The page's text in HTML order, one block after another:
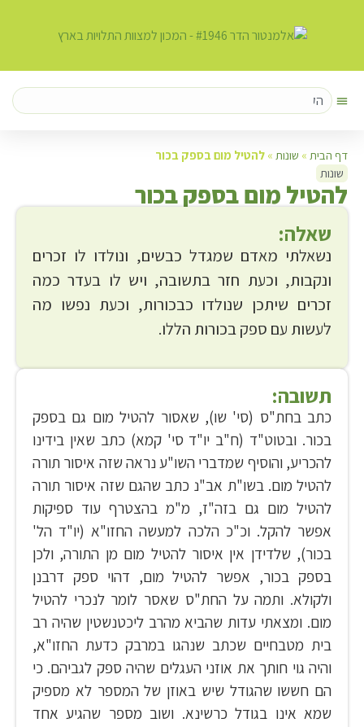
דף הבית » שונות » להטיל מום בספק בכור
שונות
להטיל מום בספק בכור
שאלה:
נשאלתי מאדם שמגדל כבשים, ונולדו לו זכרים
ונקבות, וכעת חזר בתשובה, ויש לו בעדר כמה
זכרים שיתכן שנולדו כבכורות, וכעת נפשו מה
לעשות עם ספק בכורות הללו.
תשובה:
כתב בחת"ס (סי' שו), שאסור להטיל מום גם בספק
בכור. ובטוט"ד (ח"ב יו"ד סי' קמא) כתב שאין בידינו
להכריע, והוסיף שמדברי השו"ע נראה שזה איסור תורה
להטיל מום. בשו"ת אב"נ כתב שהגם שזה איסור תורה
להטיל מום גם בזה"ז, מ"מ בהצטרף עוד ספיקות
אפשר להקל. וכ"כ הלכה למעשה החזו"א (יו"ד הל'
בכור), שלדידן אין איסור להטיל מום מן התורה, ולכן
בספק בכור, אפשר להטיל מום, דהוי ספק דרבנן
ולקולא. ותמה על החת"ס שאסר לומר לנכרי להטיל
מום. ומצאתי עדות שהביא מהרב ליכטנשטין שהיה רב
בית מטבחיים שכתב שנהגו במרבק כדעת החזו"א,
והיה גוי חותך את אוזני העגלים שהיה ספק לגביהם. כי
הם חששו שהגודל שיש באוזן של המספר לא מספיק
שמא אינו בגודל כרשינא. ושוב מספר שהגיע אחד